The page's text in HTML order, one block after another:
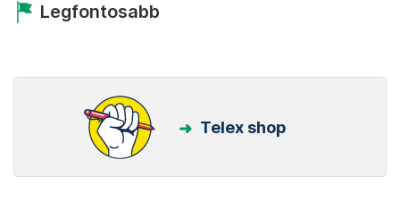
Legfontosabb
Telex shop